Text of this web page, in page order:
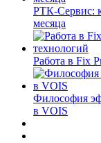
РТК-Сервис:
месяца
Работа в Fix
Философия
в VOIS